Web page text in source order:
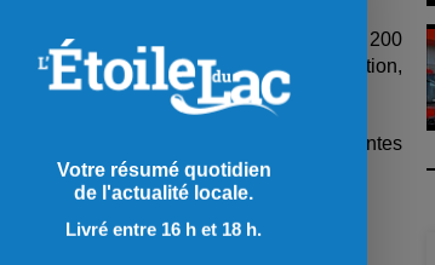
du Québec s’étendra aussi à plus de 200
québécois y sera offerte en dégustation,
édition, le parcours des différentes
web des Distilleries du Québec.
Votre résumé quotidien
de l'actualité locale.
Livré entre 16 h et 18 h.